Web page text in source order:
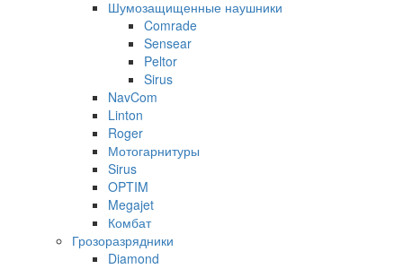
Шумозащищенные наушники
Comrade
Sensear
Peltor
Sirus
NavCom
Linton
Roger
Мотогарнитуры
Sirus
OPTIM
Megajet
Комбат
Грозоразрядники
Diamond